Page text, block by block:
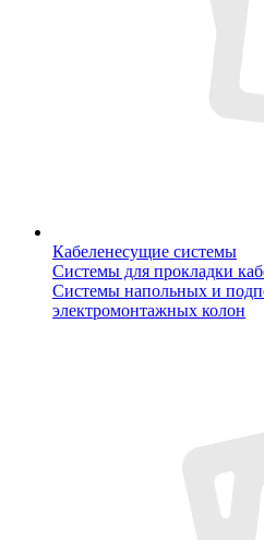
Кабеленесущие системы
Системы для прокладки
Системы напольных и
электромонтажных колон